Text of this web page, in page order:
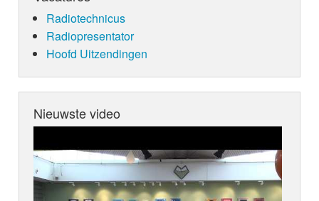
Radiotechnicus
Radiopresentator
Hoofd Uitzendingen
Nieuwste video